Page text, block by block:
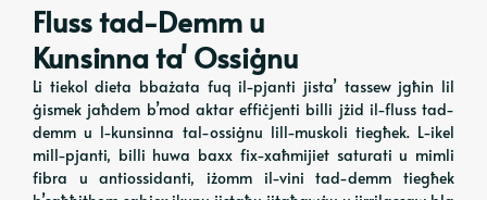
Fluss tad-Demm u
Kunsinna ta' Ossiġnu
Li tiekol dieta bbażata fuq il-pjanti jista’ tassew jgħin lil
ġismek jaħdem b’mod aktar effiċjenti billi jżid il-fluss tad-
demm u l-kunsinna tal-ossiġnu lill-muskoli tiegħek. L-ikel
mill-pjanti, billi huwa baxx fix-xaħmijiet saturati u mimli
fibra u antiossidanti, iżomm il-vini tad-demm tiegħek